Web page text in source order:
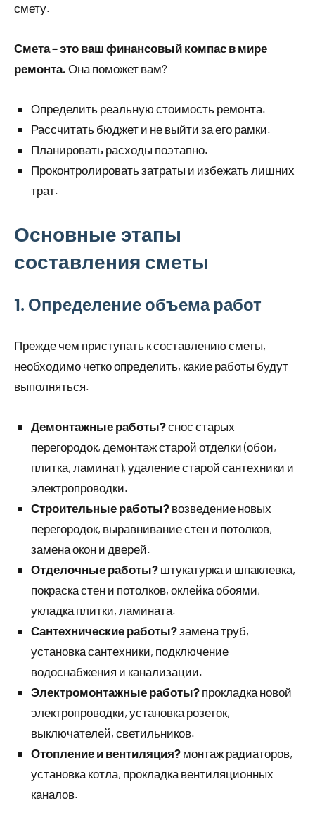
смету.
Смета – это ваш финансовый компас в мире
ремонта. Она поможет вам?
Определить реальную стоимость ремонта.
Рассчитать бюджет и не выйти за его рамки.
Планировать расходы поэтапно.
Проконтролировать затраты и избежать лишних
трат.
Основные этапы
составления сметы
1. Определение объема работ
Прежде чем приступать к составлению сметы,
необходимо четко определить, какие работы будут
выполняться.
Демонтажные работы?снос старых
перегородок, демонтаж старой отделки (обои,
плитка, ламинат), удаление старой сантехники и
электропроводки.
Строительные работы? возведение новых
перегородок, выравнивание стен и потолков,
замена окон и дверей.
Отделочные работы? штукатурка и шпаклевка,
покраска стен и потолков, оклейка обоями,
укладка плитки, ламината.
Сантехнические работы?замена труб,
установка сантехники, подключение
водоснабжения и канализации.
Электромонтажные работы? прокладка новой
электропроводки, установка розеток,
выключателей, светильников.
Отопление и вентиляция? монтаж радиаторов,
установка котла, прокладка вентиляционных
каналов.